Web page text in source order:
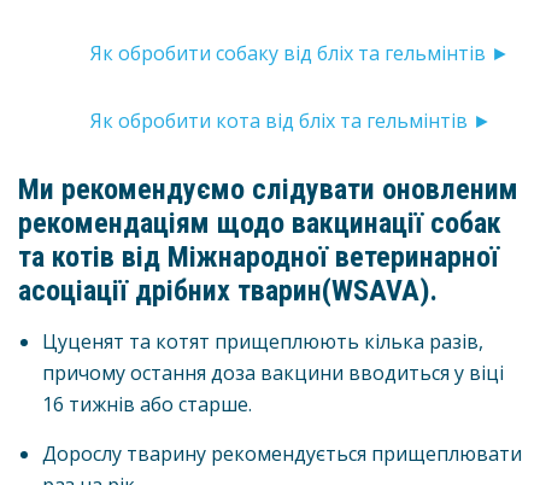
Як обробити собаку від бліх та гельмінтів ►
Як обробити кота від бліх та гельмінтів ►
Ми рекомендуємо слідувати оновленим
рекомендаціям щодо вакцинації собак
та котів від Міжнародної ветеринарної
асоціації дрібних тварин(WSAVA).
Цуценят та котят прищеплюють кілька разів,
причому остання доза вакцини вводиться у віці
16 тижнів або старше.
Дорослу тварину рекомендується прищеплювати